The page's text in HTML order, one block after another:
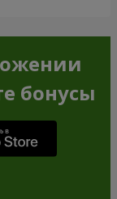
бонусы